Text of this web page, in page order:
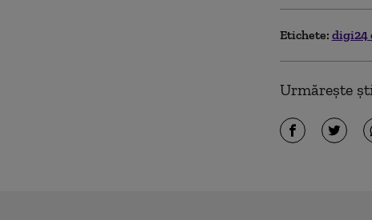
Etichete: digi24
Urmărește